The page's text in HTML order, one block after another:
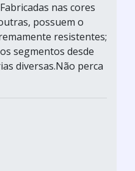
nas cores
possuem o
resistentes;
segmentos desde
diversas.Não perca